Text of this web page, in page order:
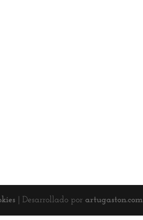
| Desarrollado por artugaston.com